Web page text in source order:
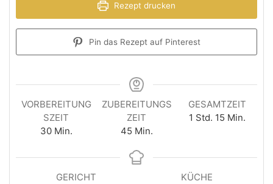
Rezept drucken
Pin das Rezept auf Pinterest
VORBEREITUNG
SZEIT
30 Min.
ZUBEREITUNGS
ZEIT
45 Min.
GESAMTZEIT
1 Std. 15 Min.
GERICHT
KÜCHE